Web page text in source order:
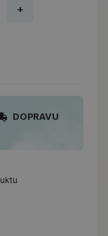
+
DOPRAVU